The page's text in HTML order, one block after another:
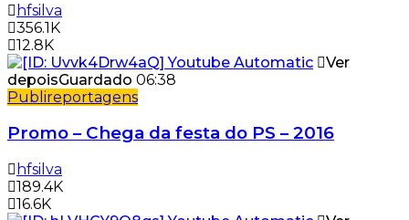
hfsilva
356.1K
12.8K
Ver
depoisGuardado 06:38
Publireportagens
Promo – Chega da festa do PS – 2016
hfsilva
189.4K
16.6K